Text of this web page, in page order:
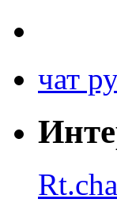
чат